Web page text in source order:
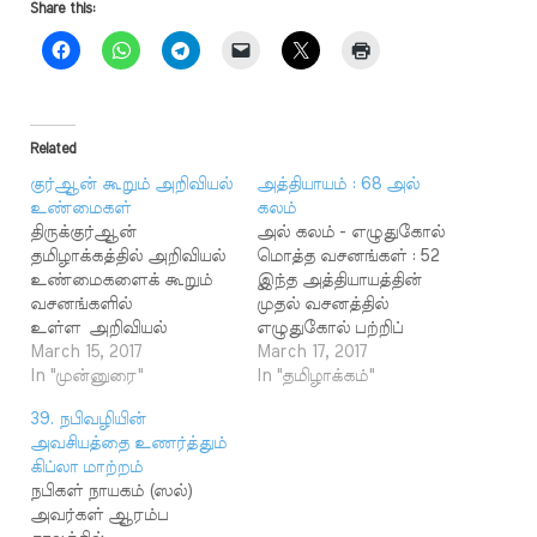
Share this:
Related
குர்ஆன் கூறும் அறிவியல்
உண்மைகள்
திருக்குர்ஆன்
தமிழாக்கத்தில் அறிவியல்
உண்மைகளைக் கூறும்
வசனங்களில்
உள்ள அறிவியல்
உண்மைகளை அறிய
கீழ்க்காணும்
விளக்கங்களின் மூலம்
தெரிந்து கொள்ளலாம்
102. சிறு கவலை தீர
பெருங்கவலை
119. தோல்களில் தான்
March 15, 2017
In "முன்னுரை"
அத்தியாயம் : 68 அல்
கலம்
அல் கலம் - எழுதுகோல்
மொத்த வசனங்கள் : 52
இந்த அத்தியாயத்தின்
முதல் வசனத்தில்
எழுதுகோல் பற்றிப்
பேசப்படுவதால் இந்த
அத்தியாயத்திற்கு
March 17, 2017
In "தமிழாக்கம்"
39. நபிவழியின்
அவசியத்தை உணர்த்தும்
கிப்லா மாற்றம்
நபிகள் நாயகம் (ஸல்)
அவர்கள் ஆரம்ப